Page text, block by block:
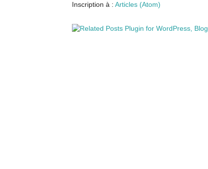
Inscription à : Articles (Atom)